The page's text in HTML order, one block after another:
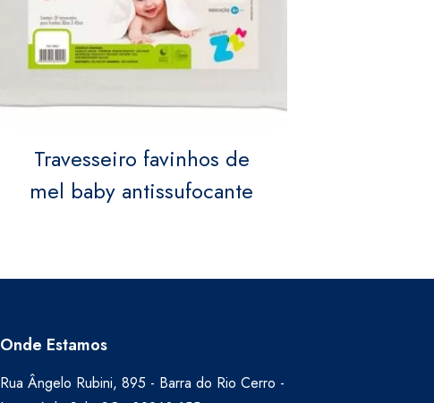
Travesseiro favinhos de
mel baby antissufocante
Onde Estamos
Rua Ângelo Rubini, 895 - Barra do Rio Cerro -